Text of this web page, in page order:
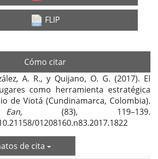
FLIP
Cómo citar
A. R., y Quijano, O. G. (2017). El
como herramienta estratégica
de Viotá (Cundinamarca, Colombia).
, (83), 119–139.
01208160.n83.2017.1822
de cita